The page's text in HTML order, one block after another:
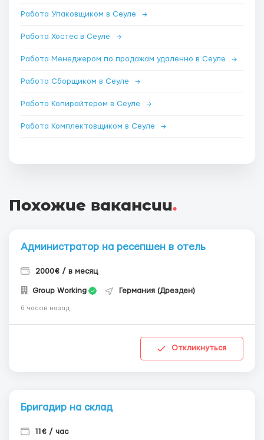
Работа Упаковщиком в Сеуле →
Работа Хостес в Сеуле →
Работа Менеджером по продажам удаленно в Сеуле →
Работа Сборщиком в Сеуле →
Работа Копирайтером в Сеуле →
Работа Комплектовщиком в Сеуле →
Похожие вакансии.
Администратор на ресепшен в отель
2000€ / в месяц
Group Working Германия (Дрезден)
6 часов назад
Откликнуться
Бригадир на склад
11€ / час